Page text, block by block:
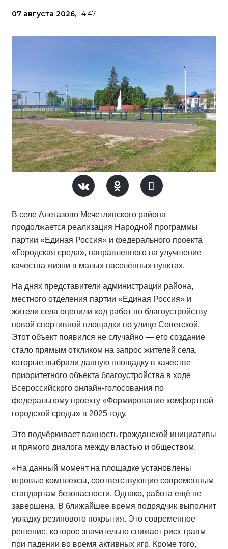
07 августа 2026, 14:47
В селе Алегазово Мечетлинского района
продолжается реализация Народной программы
партии «Единая Россия» и федерального проекта
«Городская среда», направленного на улучшение
качества жизни в малых населённых пунктах.
На днях представители администрации района,
местного отделения партии «Единая Россия» и
жители села оценили ход работ по благоустройству
новой спортивной площадки по улице Советской.
Этот объект появился не случайно — его создание
стало прямым откликом на запрос жителей села,
которые выбрали данную площадку в качестве
приоритетного объекта благоустройства в ходе
Всероссийского онлайн-голосования по
федеральному проекту «Формирование комфортной
городской среды» в 2025 году.
Это подчёркивает важность гражданской инициативы
и прямого диалога между властью и обществом.
«На данный момент на площадке установлены
игровые комплексы, соответствующие современным
стандартам безопасности. Однако, работа ещё не
завершена. В ближайшее время подрядчик выполнит
укладку резинового покрытия. Это современное
решение, которое значительно снижает риск травм
при падении во время активных игр. Кроме того,